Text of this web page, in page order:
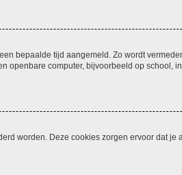
bepaalde tijd aangemeld. Zo wordt
computer, bijvoorbeeld op school,
worden. Deze cookies zorgen ervoor dat